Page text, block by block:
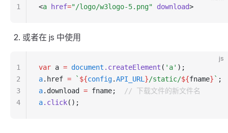
<a href="/logo/w3logo-5.png" download>
1
或者在 js 中使用
js
var a = document .createElement ( 'a' );
a.href = ` ${config.API_URL }/static/${fname} ` ;
a.download = fname;
// 下载文件的新文件名
a.click();
1
2
3
4